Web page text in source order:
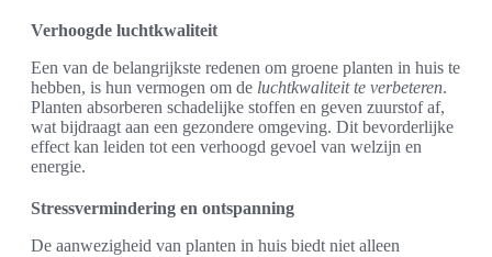
Verhoogde luchtkwaliteit
Een van de belangrijkste redenen om groene planten in huis te
hebben, is hun vermogen om de luchtkwaliteit te verbeteren.
Planten absorberen schadelijke stoffen en geven zuurstof af,
wat bijdraagt aan een gezondere omgeving. Dit bevorderlijke
effect kan leiden tot een verhoogd gevoel van welzijn en
energie.
Stressvermindering en ontspanning
De aanwezigheid van planten in huis biedt niet alleen